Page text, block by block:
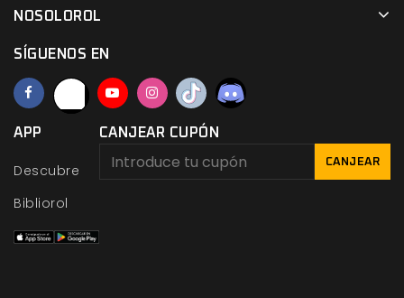
NOSOLOROL
SÍGUENOS EN
APP
Descubre
Bibliorol
CANJEAR CUPÓN
CANJEAR